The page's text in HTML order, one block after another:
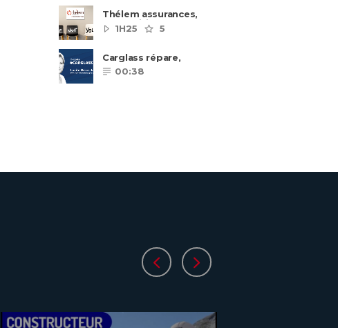
Thélem assurances,
une politique RH
ambitieuse
1H25 5
Carglass répare,
Carglass remplace et
Carglass embauche
00:38